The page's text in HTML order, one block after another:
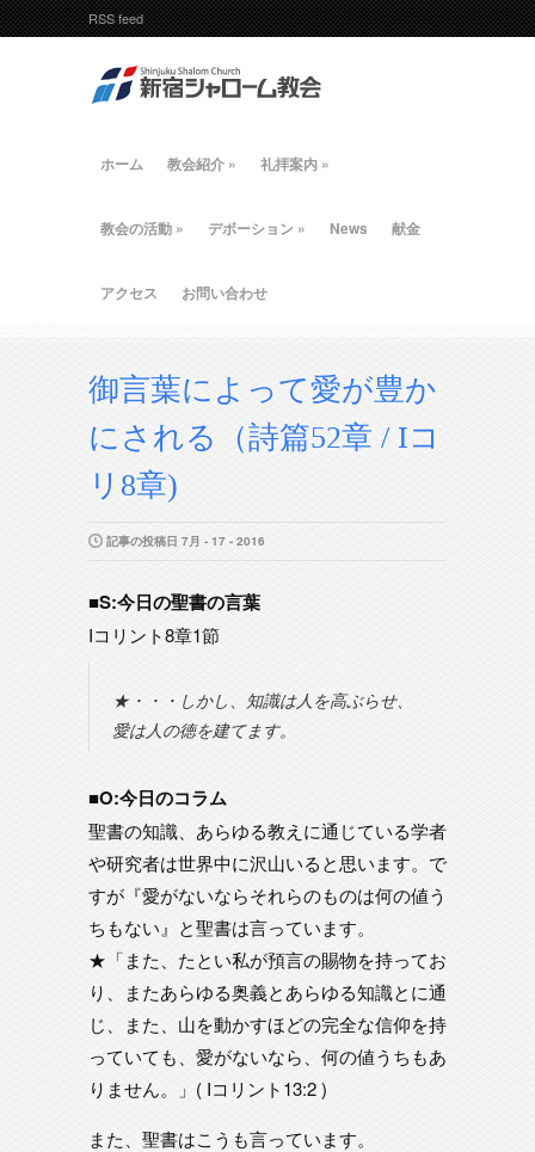
RSS feed
ホーム 教会紹介 » 礼拝案内 »
教会の活動 » デボーション » News 献金
アクセス お問い合わせ
御言葉によって愛が豊か
にされる（詩篇52章 / Iコ
リ8章)
記事の投稿日 7月 - 17 - 2016
■S:今日の聖書の言葉
Iコリント8章1節
★・・・しかし、知識は人を高ぶらせ、
愛は人の徳を建てます。
■O:今日のコラム
聖書の知識、あらゆる教えに通じている学者
や研究者は世界中に沢山いると思います。で
すが『愛がないならそれらのものは何の値う
ちもない』と聖書は言っています。
★「また、たとい私が預言の賜物を持ってお
り、またあらゆる奥義とあらゆる知識とに通
じ、また、山を動かすほどの完全な信仰を持
っていても、愛がないなら、何の値うちもあ
りません。」( Iコリント13:2 )
また、聖書はこうも言っています。